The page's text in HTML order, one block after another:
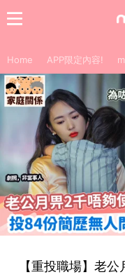
Home APP限定內容!
【重投職場】老